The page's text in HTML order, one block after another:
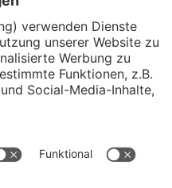
Institut
und